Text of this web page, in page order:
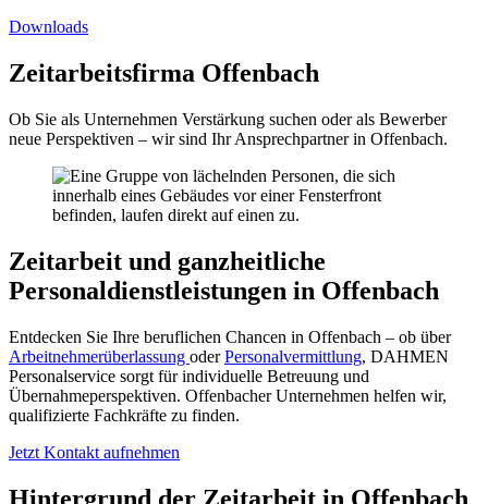
Downloads
Zeitarbeitsfirma Offenbach
Ob Sie als Unternehmen Verstärkung suchen oder als Bewerber
neue Perspektiven – wir sind Ihr Ansprechpartner in Offenbach.
Zeitarbeit und ganzheitliche
Personaldienstleistungen in Offenbach
Entdecken Sie Ihre beruflichen Chancen in Offenbach – ob über
Arbeitnehmerüberlassung oderPersonalvermittlung, DAHMEN
Personalservice sorgt für individuelle Betreuung und
Übernahmeperspektiven. Offenbacher Unternehmen helfen wir,
qualifizierte Fachkräfte zu finden.
Jetzt Kontakt aufnehmen
Hintergrund der Zeitarbeit in Offenbach